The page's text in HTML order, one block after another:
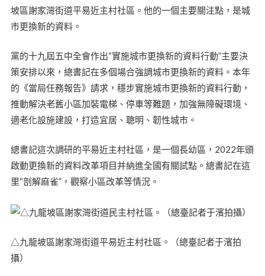
坡區謝家灣街道平易近主村社區。他的一個主要關注點，是城
市更換新的資料。
黨的十九屆五中全會作出“實施城市更換新的資料行動”主要決
策安排以來，總書記在多個場合強調城市更換新的資料。本年
的《當局任務報告》請求，穩步實施城市更換新的資料行動，
推動解決老舊小區加裝電梯、停車等難題，加強無障礙環境、
適老化設施建設，打造宜居、聰明、韌性城市。
總書記這次調研的平易近主村社區，是一個長幼區，2022年頭
啟動更換新的資料改革項目并納進全國有關試點。總書記在這
里“剖解麻雀”，觀察小區改革等情況。
△九龍坡區謝家灣街道平易近主村社區。（總臺記者于濱拍
攝）